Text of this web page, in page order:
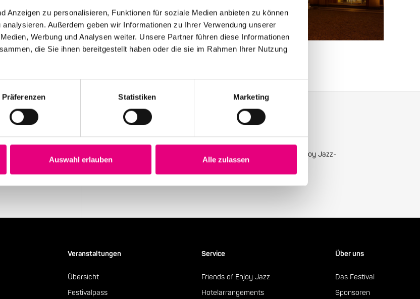
Anzeigen zu personalisieren, Funktionen für soziale Medien anbieten zu können
Außerdem geben wir Informationen zu Ihrer Verwendung unserer
Werbung und Analysen weiter. Unsere Partner führen diese Informationen
die Sie ihnen bereitgestellt haben oder die sie im Rahmen Ihrer Nutzung
Präferenzen Statistiken Marketing
Auswahl erlauben Alle zulassen
Stay up to date!
Erhalten Sie regelmäßig die aktuellsten Neuigkeiten mit unserem Enjoy Jazz-
Newsletter.
Veranstaltungen
Übersicht
Festivalpass
Service
Friends of Enjoy Jazz
Hotelarrangements
Über uns
Das Festival
Sponsoren